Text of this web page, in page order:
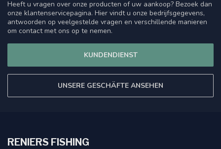
Heeft u vragen over onze producten of uw aankoop? Bezoek dan
onze klantenservicepagina. Hier vindt u onze bedrijfsgegevens,
antwoorden op veelgestelde vragen en verschillende manieren
om contact met ons op te nemen.
KUNDENDIENST
UNSERE GESCHÄFTE ANSEHEN
RENIERS FISHING